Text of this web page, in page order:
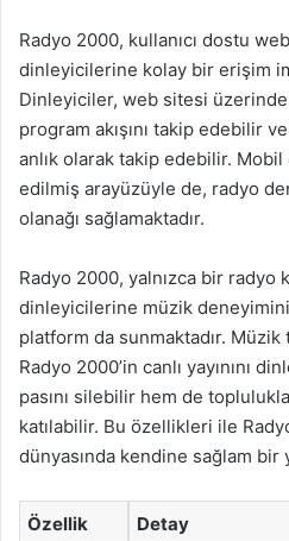
Radyo 2000, kullanıcı dostu
dinleyicilerine kolay bir erişim
Dinleyiciler, web sitesi
program akışını takip edebilir
anlık olarak takip edebilir.
edilmiş arayüzüyle de, radyo
olanağı sağlamaktadır.
Radyo 2000, yalnızca bir radyo
dinleyicilerine müzik
platform da sunmaktadır.
Radyo 2000’in canlı yayınını
pasını silebilir hem de
katılabilir. Bu özellikleri ile
dünyasında kendine sağlam bir
Özellik Detay